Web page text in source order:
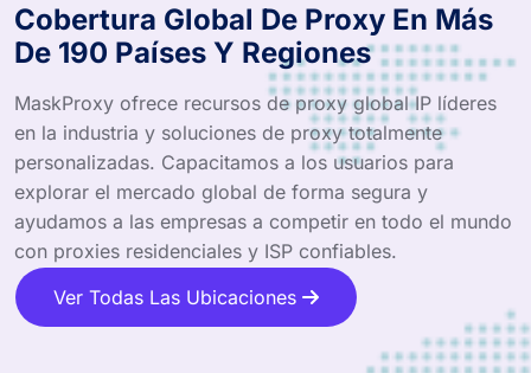
Cobertura Global De Proxy En Más
De 190 Países Y Regiones
MaskProxy ofrece recursos de proxy global IP líderes
en la industria y soluciones de proxy totalmente
personalizadas. Capacitamos a los usuarios para
explorar el mercado global de forma segura y
ayudamos a las empresas a competir en todo el mundo
con proxies residenciales y ISP confiables.
Ver Todas Las Ubicaciones